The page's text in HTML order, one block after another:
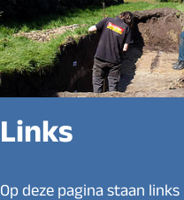
Links
Op deze pagina staan